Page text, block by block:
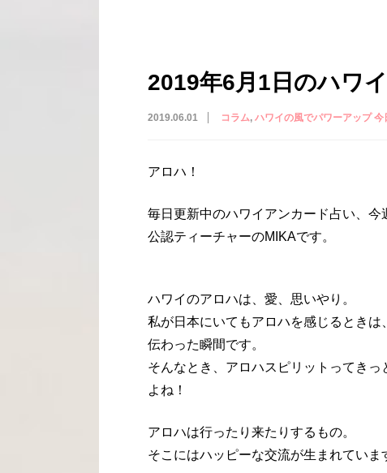
2019年6月1日のハワ
2019.06.01 コラム ハワイの風でパワーアップ
アロハ！
毎日更新中のハワイアンカード占い、
公認ティーチャーのMIKAです。
ハワイのアロハは、愛、思いやり。
私が日本にいてもアロハを感じるとき
伝わった瞬間です。
そんなとき、アロハスピリットってき
よね！
アロハは行ったり来たりするもの。
そこにはハッピーな交流が生まれていま